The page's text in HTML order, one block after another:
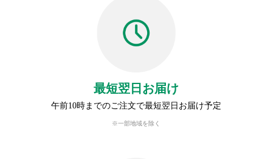
最短翌日お届け
午前10時までのご注文で最短翌日お届け予定
※一部地域を除く